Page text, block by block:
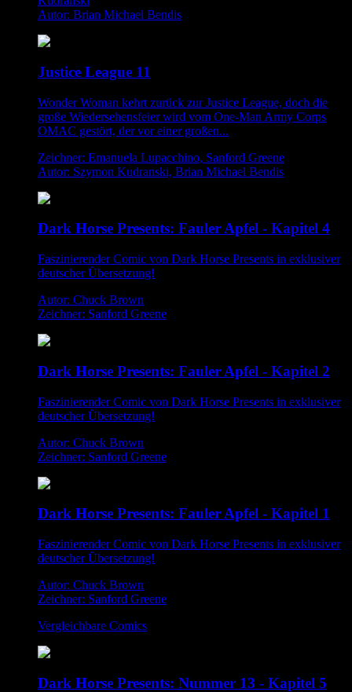
Autor: Brian Michael Bendis
Justice League 11
Wonder Woman kehrt zurück zur Justice League, doch die
große Wiedersehensfeier wird vom One-Man Army Corps
OMAC gestört, der vor einer großen...
Zeichner: Emanuela Lupacchino, Sanford Greene
Autor: Szymon Kudranski, Brian Michael Bendis
Dark Horse Presents: Fauler Apfel - Kapitel 4
Faszinierender Comic von Dark Horse Presents in exklusiver
deutscher Übersetzung!
Autor: Chuck Brown
Zeichner: Sanford Greene
Dark Horse Presents: Fauler Apfel - Kapitel 2
Faszinierender Comic von Dark Horse Presents in exklusiver
deutscher Übersetzung!
Autor: Chuck Brown
Zeichner: Sanford Greene
Dark Horse Presents: Fauler Apfel - Kapitel 1
Faszinierender Comic von Dark Horse Presents in exklusiver
deutscher Übersetzung!
Autor: Chuck Brown
Zeichner: Sanford Greene
Vergleichbare Comics
Dark Horse Presents: Nummer 13 - Kapitel 5